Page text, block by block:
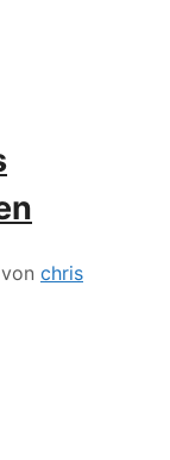
von chris